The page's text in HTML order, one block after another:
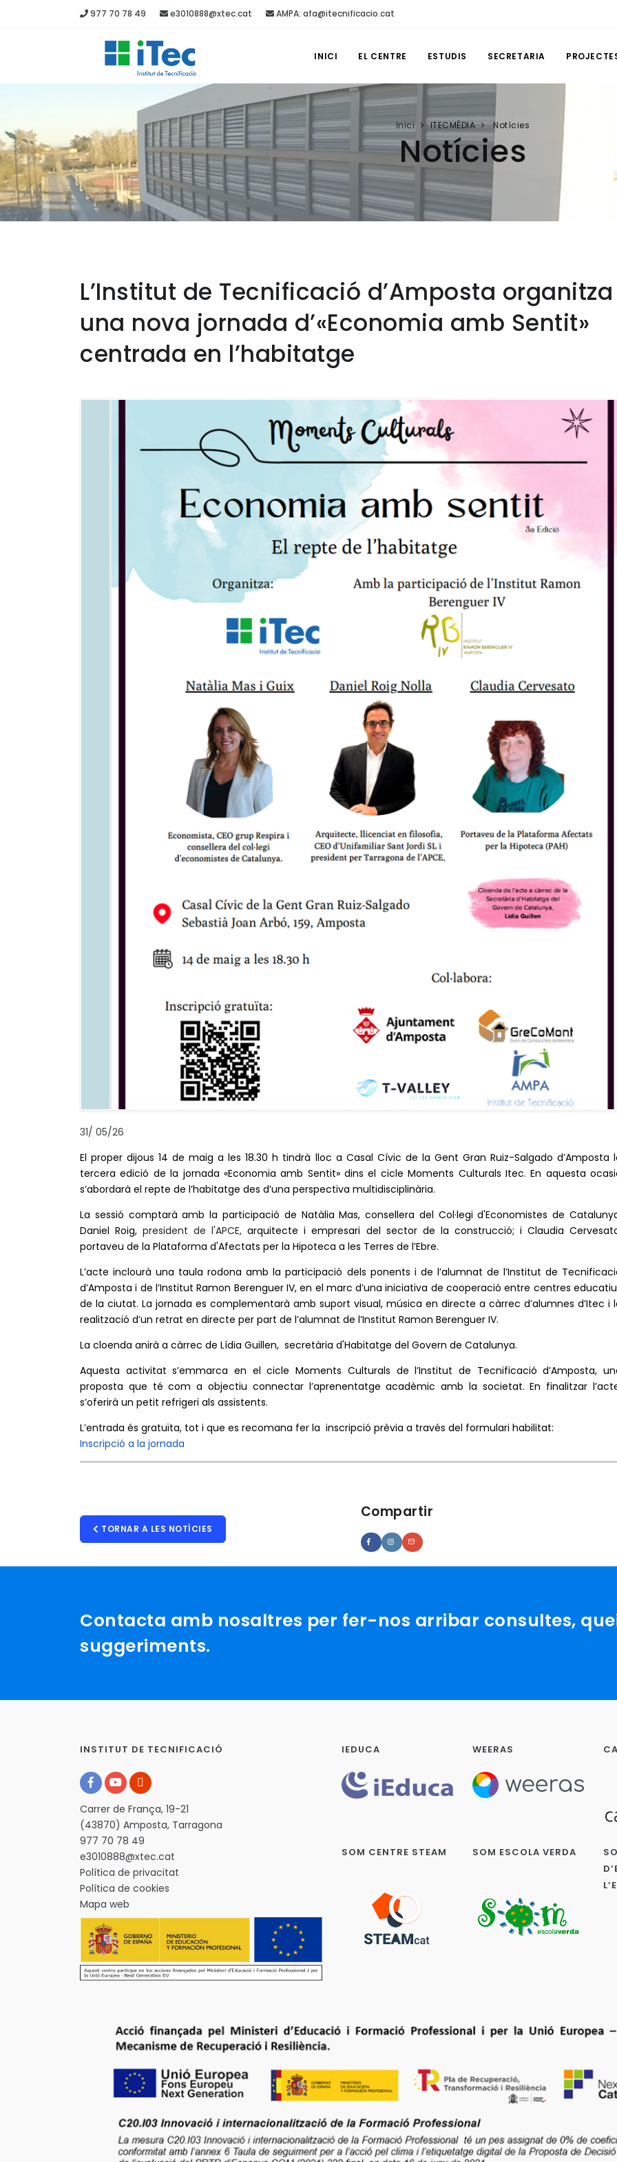
977 70 78 49 e3010888@xtec.cat AMPA: afa@itecnificacio.cat
INICI EL CENTRE ESTUDIS SECRETARIA
Inici ITECMÈDIA Notícies
Notícies
L’Institut de Tecnificació d’Amposta organitza
una nova jornada d’«Economia amb Sentit»
centrada en l’habitatge
31/ 05/26
El proper dijous 14 de maig a les 18.30 h tindrà lloc a Casal Cívic de la Gent Gran Ruiz-Salgado d’Amposta
tercera edició de la jornada «Economia amb Sentit» dins el cicle Moments Culturals Itec. En aquesta
s’abordarà el repte de l’habitatge des d’una perspectiva multidisciplinària.
La sessió comptarà amb la participació de Natàlia Mas, consellera del Col·legi d'Economistes de
Daniel Roig,president de l'APCE,arquitecte i empresari del sector de la construcció; i Claudia
portaveu de la Plataforma d'Afectats per la Hipoteca a les Terres de l’Ebre.
L’acte inclourà una taula rodona amb la participació dels ponents i de l’alumnat de l’Institut de
d’Amposta i de l’Institut Ramon Berenguer IV, en el marc d’una iniciativa de cooperació entre centres
de la ciutat. La jornada es complementarà amb suport visual, música en directe a càrrec d’alumnes d’Itec i
realització d’un retrat en directe per part de l’alumnat de l’Institut Ramon Berenguer IV.
La cloenda anirà a càrrec de Lídia Guillen, secretària d'Habitatge del Govern de Catalunya.
Aquesta activitat s’emmarca en el cicle Moments Culturals de l’Institut de Tecnificació d’Amposta,
proposta que té com a objectiu connectar l’aprenentatge acadèmic amb la societat. En finalitzar
s’oferirà un petit refrigeri als assistents.
L’entrada és gratuïta, tot i que es recomana fer la inscripció prèvia a través del formulari habilitat:
Inscripció a la jornada
TORNAR A LES NOTÍCIES
Compartir
Contacta amb nosaltres per fer-nos arribar consultes,
suggeriments.
INSTITUT DE TECNIFICACIÓ
Carrer de França, 19-21
(43870) Amposta, Tarragona
977 70 78 49
e3010888@xtec.cat
Política de privacitat
Política de cookies
Mapa web
IEDUCA WEERAS
SOM CENTRE STEAM SOM ESCOLA VERDA